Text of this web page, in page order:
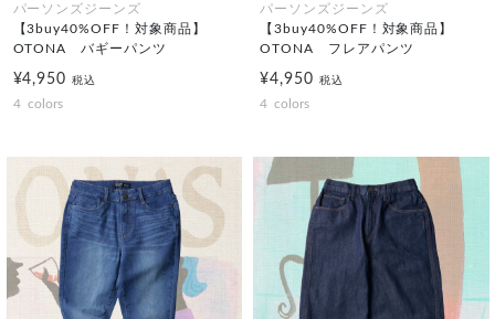
パーソンズジーンズ
【3buy40%OFF！対象商品】
OTONA バギーパンツ
¥4,950税込
4 colors
パーソンズジーンズ
【3buy40%OFF！対象商品】
OTONA フレアパンツ
¥4,950 税込
4 colors